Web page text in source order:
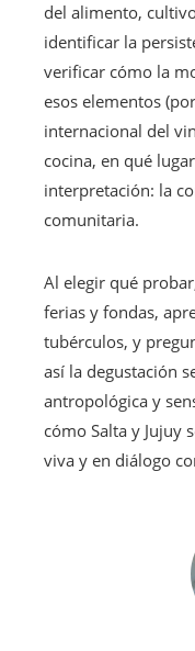
del alimento,
identificar la
verificar cómo la
esos elementos
internacional del
cocina, en qué
interpretación: la
comunitaria.
Al elegir qué
ferias y fondas,
tubérculos, y
así la degustación
antropológica y
cómo Salta y Jujuy
viva y en diálogo